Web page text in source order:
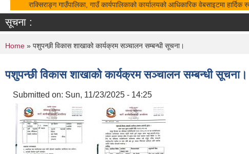
राक्सिराङ्ग गाउँपालिका, गाउँ कार्यपालिकाको कार्यालयको आधिकारिक वेबसाइटमा
सूचना :
You are here
Home » पशुपन्छी विकास शाखाको कार्यक्रम सञ्चालन सम्बन्धी सूचना।
पशुपन्छी विकास शाखाको कार्यक्रम सञ्चालन सम्बन्धी सूचना।
Submitted on: Sun, 11/23/2025 - 14:25